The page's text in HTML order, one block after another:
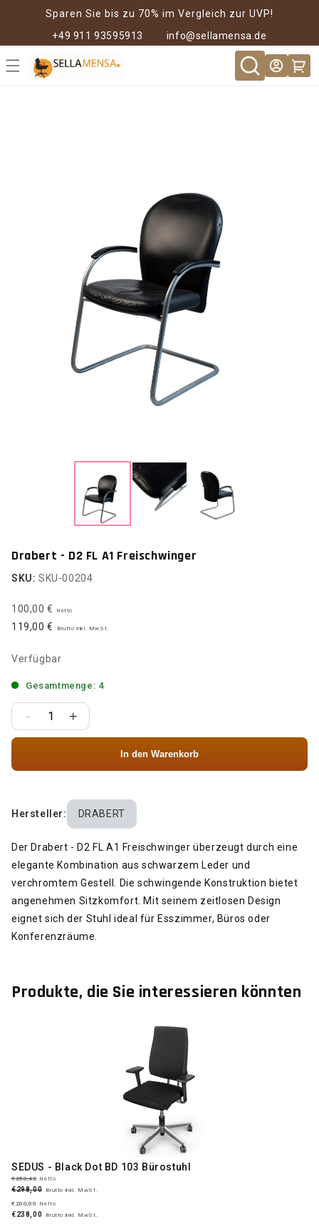
Sparen Sie bis zu 70% im Vergleich zur UVP!
+49 911 93595913
info@sellamensa.de
Drabert - D2 FL A1 Freischwinger
SKU: SKU-00204
100,00 € Netto
119,00 € Brutto inkl. MwSt.
Verfügbar
Gesamtmenge: 4
- +
In den Warenkorb
Hersteller: DRABERT
Der Drabert - D2 FL A1 Freischwinger überzeugt durch eine
elegante Kombination aus schwarzem Leder und
verchromtem Gestell. Die schwingende Konstruktion bietet
angenehmen Sitzkomfort. Mit seinem zeitlosen Design
eignet sich der Stuhl ideal für Esszimmer, Büros oder
Konferenzräume.
Produkte, die Sie interessieren könnten
SEDUS - Black Dot BD 103 Bürostuhl
€250,42 Netto
€298,00 Brutto inkl. MwSt.
€200,00
Netto
€238,00 Brutto inkl. MwSt.